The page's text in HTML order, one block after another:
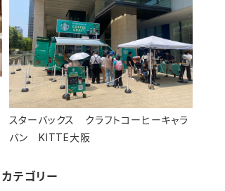
スターバックス クラフトコーヒーキャラ
バン KITTE大阪
カテゴリー